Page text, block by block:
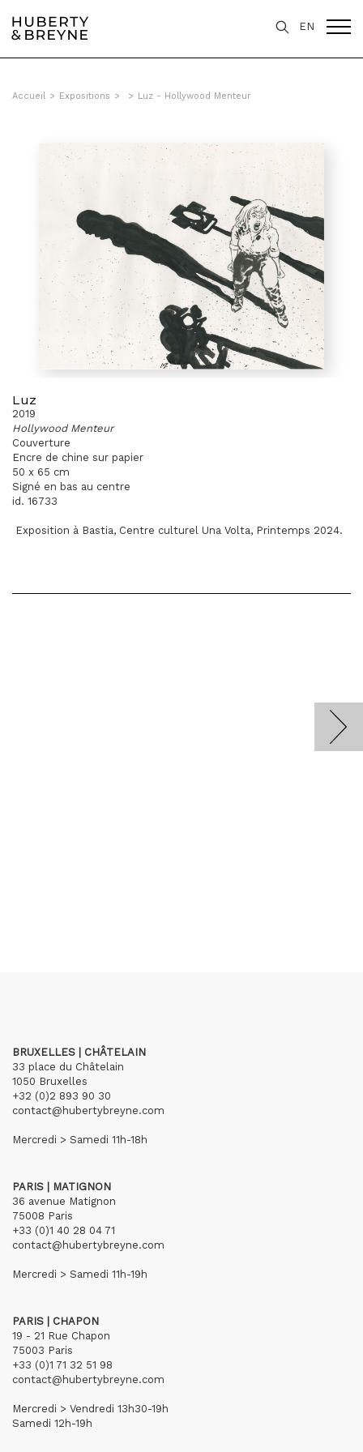
EN
Accueil > Expositions > > Luz - Hollywood Menteur
Luz
2019
Hollywood Menteur
Couverture
Encre de chine sur papier
50 x 65 cm
Signé en bas au centre
id. 16733
Exposition à Bastia, Centre culturel Una Volta, Printemps 2024.
BRUXELLES | CHÂTELAIN
33 place du Châtelain
1050 Bruxelles
+32 (0)2 893 90 30
contact@hubertybreyne.com
Mercredi > Samedi 11h-18h
PARIS | MATIGNON
36 avenue Matignon
75008 Paris
+33 (0)1 40 28 04 71
contact@hubertybreyne.com
Mercredi > Samedi 11h-19h
PARIS | CHAPON
19 - 21 Rue Chapon
75003 Paris
+33 (0)1 71 32 51 98
contact@hubertybreyne.com
Mercredi > Vendredi 13h30-19h
Samedi 12h-19h